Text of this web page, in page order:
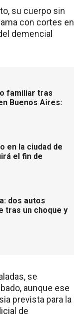
su cuerpo sin
con cortes en
demencial
familiar tras
Buenos Aires:
en la ciudad de
el fin de
dos autos
tras un choque y
se
aunque ese
prevista para la
de